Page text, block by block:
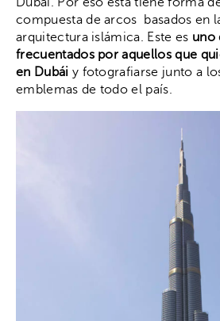
compuesta de arcos basados en
arquitectura islámica. Este es uno
frecuentados por aquellos que
en Dubái y fotografiarse junto a
emblemas de todo el país.